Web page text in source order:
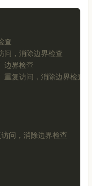
查
，消除边界检查
界检查
复访问，消除边界检查
问，消除边界检查